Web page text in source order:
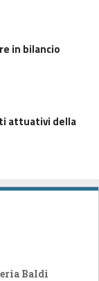
in bilancio
attuativi della
Baldi